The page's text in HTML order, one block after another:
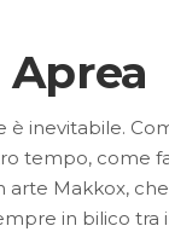
Aprea
è inevitabile.
tempo, come
Makkox,
in bilico tra